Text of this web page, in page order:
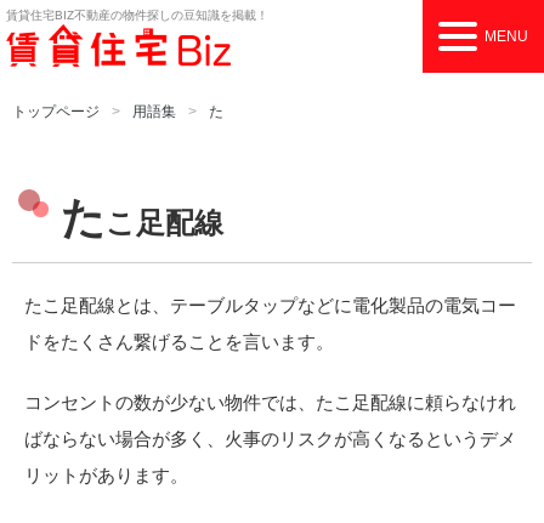
賃貸住宅BIZ不動産の物件探しの豆知識を掲載！
MENU
トップページ 用語集 た
た こ足配線
たこ足配線とは、テーブルタップなどに電化製品の電気コー
ドをたくさん繋げることを言います。
コンセントの数が少ない物件では、たこ足配線に頼らなけれ
ばならない場合が多く、火事のリスクが高くなるというデメ
リットがあります。